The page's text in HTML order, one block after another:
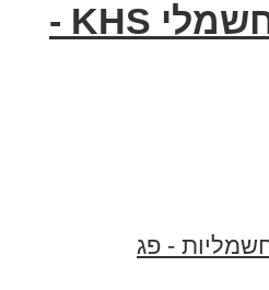
תלת אופן חשמלי KHS -